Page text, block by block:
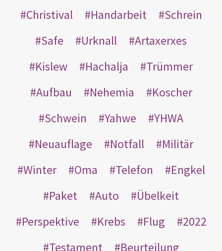
Christival Handarbeit
Schrein
Safe
Urknall
Artaxerxes
Kislew
Hachalja
Trümmer
Aufbau
Nehemia
Koscher
Schwein
Yahwe
YHWA
Neuauflage
Notfall
Militär
Winter
Oma Telefon
Engkel
Paket
Auto
Übelkeit
Perspektive
Krebs Flug
2022
Testament
Beurteilung